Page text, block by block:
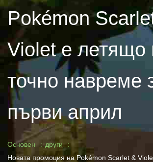
Pokémon
Violet е летящо
точно навреме
първи април
Основен
други
Новата промоция на Pokémon Scarlet &